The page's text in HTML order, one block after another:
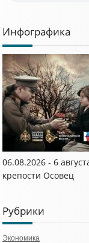
Инфографика
06.08.2026 - 6
крепости Осовец
Рубрики
Экономика